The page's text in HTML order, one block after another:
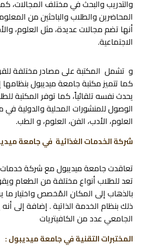
والتدريب والبحث في مختلف المجالات،
المحاضرين والطلاب والباحثين من
أنها تضم مجالات عديدة، مثل العلوم،
الاجتماعية.
و تشمل المكتبة على مصادر مختلفة
كما تتميز مكتبة جامعة ميديبول بنظامها
يحدث نفسه تلقائياً، كما توفر المكتبة
الوصول للمنشورات المحلية والدولية
العلوم، الأدب، الفن، العلوم، و الطب.
شركة الخدمات الغذائية في جامعة
تعاقدت جامعة ميديبول مع شركة خدمات
تعد للطلاب أنواع مختلفة من الطعام
بالذهاب إلى المكان المًخصص واختيار ما
ذلك بنظام الخدمة الذاتية . إضافة إلى أنه
الجامعي عدد من الكافيتريات
المختبرات التقنية في جامعة ميديبول :